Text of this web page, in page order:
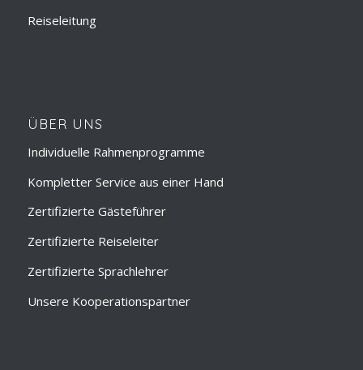
Reiseleitung
ÜBER UNS
Individuelle Rahmenprogramme
Kompletter Service aus einer Hand
Zertifizierte Gästeführer
Zertifizierte Reiseleiter
Zertifizierte Sprachlehrer
Unsere Kooperationspartner